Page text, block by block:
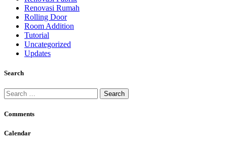
Renovasi Rumah
Rolling Door
Room Addition
Tutorial
Uncategorized
Updates
Search
Search
for:
Comments
Calendar